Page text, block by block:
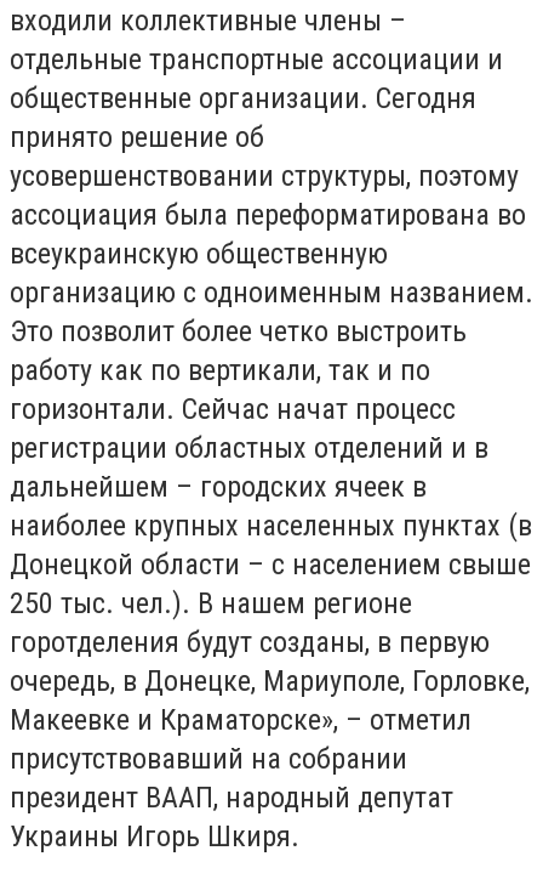
входили коллективные члены –
отдельные транспортные ассоциации и
общественные организации. Сегодня
принято решение об
усовершенствовании структуры, поэтому
ассоциация была переформатирована во
всеукраинскую общественную
организацию с одноименным названием.
Это позволит более четко выстроить
работу как по вертикали, так и по
горизонтали. Сейчас начат процесс
регистрации областных отделений и в
дальнейшем – городских ячеек в
наиболее крупных населенных пунктах (в
Донецкой области – с населением свыше
250 тыс. чел.). В нашем регионе
горотделения будут созданы, в первую
очередь, в Донецке, Мариуполе, Горловке,
Макеевке и Краматорске», – отметил
присутствовавший на собрании
президент ВААП, народный депутат
Украины Игорь Шкиря.